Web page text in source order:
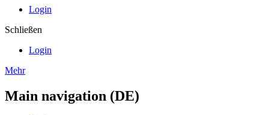
Login
Schließen
Login
Mehr
Main navigation (DE)